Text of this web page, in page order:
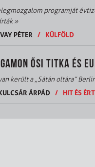
programját
»
PÉTER
/ KÜLFÖLD
ŐSI TITKA ÉS
került a „Sátán oltára”
ÁRPÁD
/ HIT ÉS